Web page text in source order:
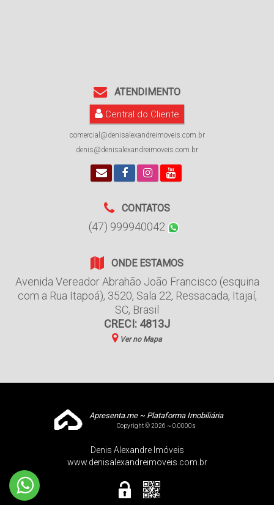
ATENDIMENTO
Central do Cliente
comercial@denisalexandreimoveis.com.br
denis@denisalexandreimoveis.com.br
CONTATOS
(47) 999940042
ONDE ESTAMOS
Avenida Vereador Abrahão João Francisco (esquina
com a Rua Itapoá), 3520, Sala 22, Ressacada, Itajaí,
SC, Brasil
CRECI: 4813J
Ver no Mapa
Apresenta.me ~ Plataforma Imobiliária
Copyright © 2026 ~ 0.0000s
Denis Alexandre Imóveis
www.denisalexandreimoveis.com.br